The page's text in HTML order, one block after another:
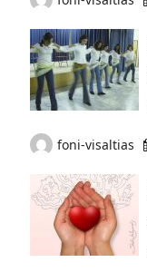
foni-visaltias